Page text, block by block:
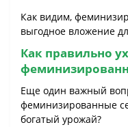
Как видим,
выгодное вложение
Как правильно
Еще один важный
феминизированные
богатый урожай?